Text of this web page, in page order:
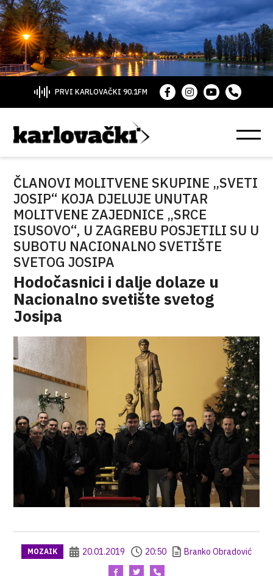
PRVI KARLOVAČKI 90.1FM
ČLANOVI MOLITVENE SKUPINE „SVETI
JOSIP“ KOJA DJELUJE UNUTAR
MOLITVENE ZAJEDNICE „SRCE
ISUSOVO“, U ZAGREBU POSJETILI SU U
SUBOTU NACIONALNO SVETIŠTE
SVETOG JOSIPA
Hodočasnici i dalje dolaze u
Nacionalno svetište svetog
Josipa
MOZAIK 20.01.2019 20:50 Branko Obradović